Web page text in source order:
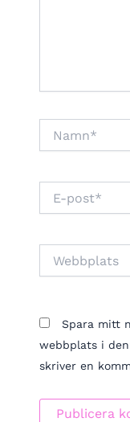
post*
Spara mitt
webbplats i
skriver en